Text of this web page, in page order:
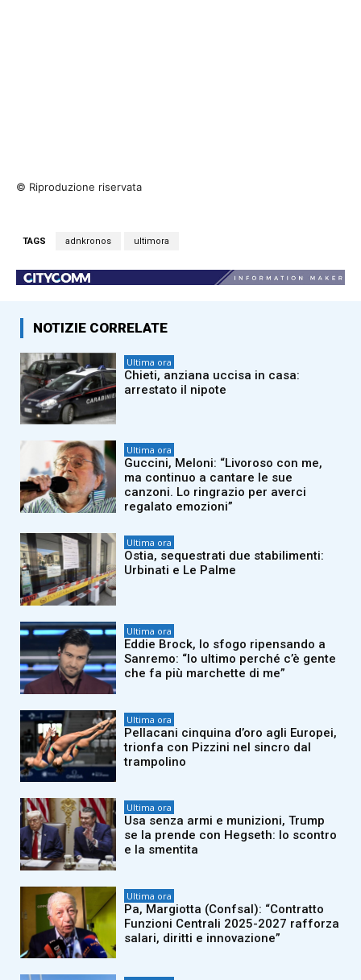
© Riproduzione riservata
TAGS adnkronos ultimora
NOTIZIE CORRELATE
Ultima ora
Chieti, anziana uccisa in casa:
arrestato il nipote
Ultima ora
Guccini, Meloni: “Livoroso con me,
ma continuo a cantare le sue
canzoni. Lo ringrazio per averci
regalato emozioni”
Ultima ora
Ostia, sequestrati due stabilimenti:
Urbinati e Le Palme
Ultima ora
Eddie Brock, lo sfogo ripensando a
Sanremo: “Io ultimo perché c’è gente
che fa più marchette di me”
Ultima ora
Pellacani cinquina d’oro agli Europei,
trionfa con Pizzini nel sincro dal
trampolino
Ultima ora
Usa senza armi e munizioni, Trump
se la prende con Hegseth: lo scontro
e la smentita
Ultima ora
Pa, Margiotta (Confsal): “Contratto
Funzioni Centrali 2025-2027 rafforza
salari, diritti e innovazione”